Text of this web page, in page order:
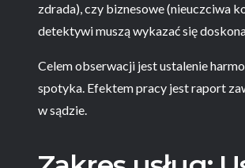
zdrada), czy biznesowe (nieuczciwa
detektywi muszą wykazać się
Celem obserwacji jest ustalenie
spotyka. Efektem pracy jest raport
w sądzie.